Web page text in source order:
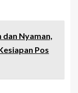
Nyaman,
Pos